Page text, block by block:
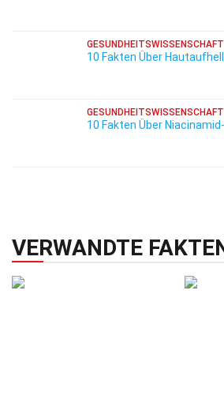
GESUNDHEITSWISSENSCHAFT
10 Fakten Über
GESUNDHEITSWISSENSCHAFT
10 Fakten Über
VERWANDTE